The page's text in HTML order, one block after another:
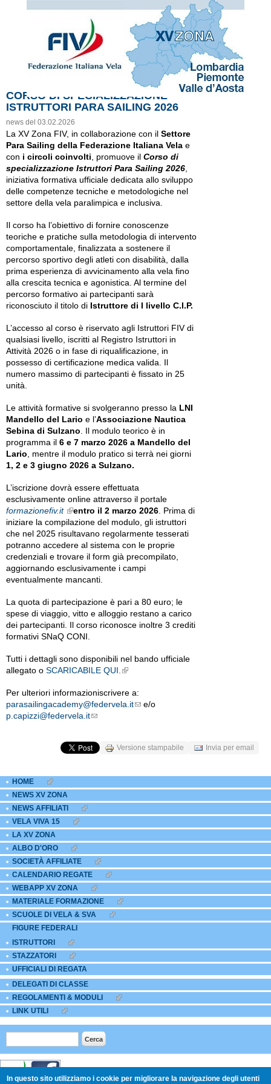
CORSO DI SPECIALIZZAZIONE
ISTRUTTORI PARA SAILING 2026
news del 03.02.2026
La XV Zona FIV, in collaborazione con il Settore
Para Sailing della Federazione Italiana Vela e
con i circoli coinvolti , promuove il Corso di
specializzazione Istruttori Para Sailing 2026
iniziativa formativa ufficiale dedicata allo sviluppo
delle competenze tecniche e metodologiche nel
settore della vela paralimpica e inclusiva.
Il corso ha l’obiettivo di fornire conoscenze
teoriche e pratiche sulla metodologia di intervento
comportamentale, finalizzata a sostenere il
percorso sportivo degli atleti con disabilità, dalla
prima esperienza di avvicinamento alla vela fino
alla crescita tecnica e agonistica. Al termine del
percorso formativo ai partecipanti sarà
riconosciuto il titolo di Istruttore di I livello C.I.P.
L’accesso al corso è riservato agli Istruttori FIV di
qualsiasi livello, iscritti al Registro Istruttori in
Attività 2026 o in fase di riqualificazione, in
possesso di certificazione medica valida. Il
numero massimo di partecipanti è fissato in 25
unità.
Le attività formative si svolgeranno presso la LNI
Mandello del Lario e l’Associazione Nautica
Sebina di Sulzano . Il modulo teorico è in
programma il 6 e 7 marzo 2026 a Mandello del
Lario , mentre il modulo pratico si terrà nei giorni
1, 2 e 3 giugno 2026 a Sulzano.
L’iscrizione dovrà essere effettuata
esclusivamente online attraverso il portale
formazionefiv.it
External Links icon
entro il 2 marzo 2026 . Prima di
iniziare la compilazione del modulo, gli istruttori
che nel 2025 risultavano regolarmente tesserati
potranno accedere al sistema con le proprie
credenziali e trovare il form già precompilato,
aggiornando esclusivamente i campi
eventualmente mancanti.
La quota di partecipazione è pari a 80 euro; le
spese di viaggio, vitto e alloggio restano a carico
dei partecipanti. Il corso riconosce inoltre 3 crediti
formativi SNaQ CONI.
Tutti i dettagli sono disponibili nel bando ufficiale
allegato o SCARICABILE QUI.
Per ulteriori informazioniscrivere a:
parasailingacademy@federvela.it
Email links icon
e/o
p.capizzi@federvela.it
Versione stampabile Invia per email
HOME
EXTERNAL LINKS ICON
NEWS XV ZONA
NEWS AFFILIATI
EXTERNAL LINKS ICON
VELA VIVA 15
EXTERNAL LINKS ICON
LA XV ZONA
ALBO D'ORO
EXTERNAL LINKS ICON
SOCIETÀ AFFILIATE
EXTERNAL LINKS ICON
CALENDARIO REGATE
EXTERNAL LINKS ICON
WEBAPP XV ZONA
EXTERNAL LINKS ICON
MATERIALE FORMAZIONE
EXTERNAL LINKS ICON
SCUOLE DI VELA & SVA
EXTERNAL LINKS ICON
FIGURE FEDERALI
ISTRUTTORI
EXTERNAL LINKS ICON
STAZZATORI
EXTERNAL LINKS ICON
UFFICIALI DI REGATA
DELEGATI DI CLASSE
REGOLAMENTI & MODULI
EXTERNAL LINKS ICON
LINK UTILI
Form di ricerca
In questo sito utilizziamo i cookie per migliorare la navigazione degli utenti